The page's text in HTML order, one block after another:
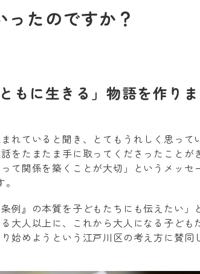
たのですか？
もに生きる」物語を作り
れていると聞き、とてもうれしく思って
をたまたま手に取ってくださったこと
て関係を築くことが大切」というメッセ
例』の本質を子どもたちにも伝えたい」
大人以上に、これから大人になる子ど
始めようという江戸川区の考え方に賛同